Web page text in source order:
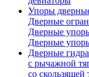
Упоры
Дверные
Дверные
Дверные
Дверные
с рычажной
со скользящей